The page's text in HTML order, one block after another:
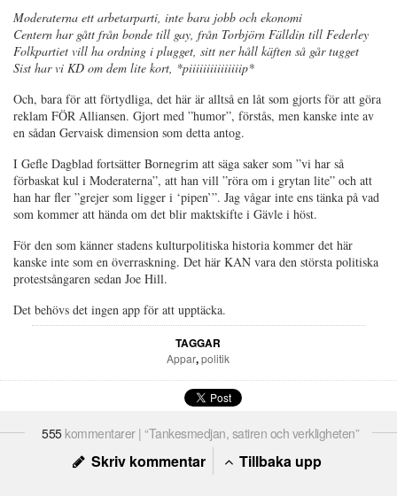
Moderaterna ett arbetarparti, inte bara jobb och ekonomi
Centern har gått från bonde till gay, från Torbjörn Fälldin till Federley
Folkpartiet vill ha ordning i plugget, sitt ner håll käften så går tugget
Sist har vi KD om dem lite kort, *piiiiiiiiiiiiiiip*
Och, bara för att förtydliga, det här är alltså en låt som gjorts för att göra
reklam FÖR Alliansen. Gjort med ”humor”, förstås, men kanske inte av
en sådan Gervaisk dimension som detta antog.
I Gefle Dagblad fortsätter Bornegrim att säga saker som ”vi har så
förbaskat kul i Moderaterna”, att han vill ”röra om i grytan lite” och att
han har fler ”grejer som ligger i ‘pipen’”. Jag vågar inte ens tänka på vad
som kommer att hända om det blir maktskifte i Gävle i höst.
För den som känner stadens kulturpolitiska historia kommer det här
kanske inte som en överraskning. Det här KAN vara den största politiska
protestsångaren sedan Joe Hill.
Det behövs det ingen app för att upptäcka.
TAGGAR
Appar,politik
555kommentarer | “Tankesmedjan, satiren och verkligheten”
Skriv kommentar Tillbaka upp